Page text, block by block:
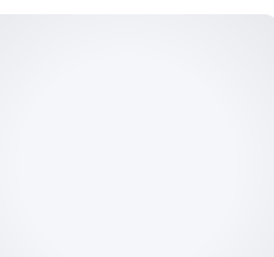
，使电力巡线、矿区建模等作
直起降无人机？
核心作业场景对续航能力和环